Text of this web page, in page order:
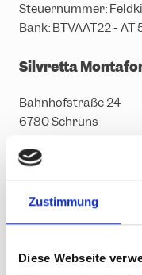
Zustimmung
Diese Webseite
Steuernummer:
Bank: BTVAAT22 - AT
Silvretta
Bahnhofstraße 24
6780 Schruns
Firmenbuch: LG
Steuernummer:
Bank: BTVAAT22 -